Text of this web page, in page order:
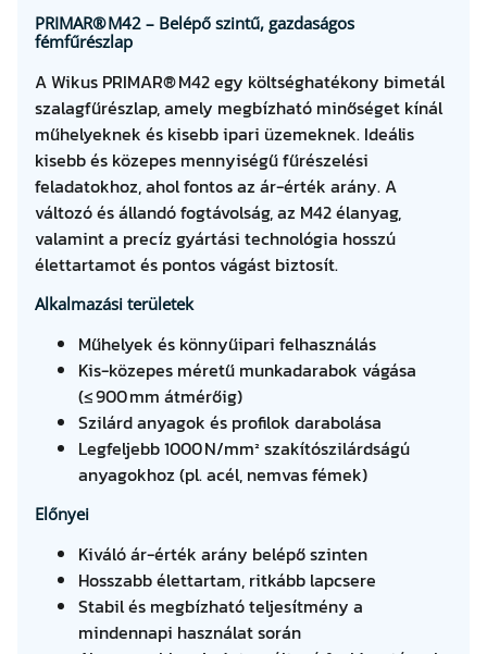
PRIMAR® M42 – Belépő szintű, gazdaságos
fémfűrészlap
A Wikus PRIMAR® M42 egy költséghatékony bimetál
szalagfűrészlap, amely megbízható minőséget kínál
műhelyeknek és kisebb ipari üzemeknek. Ideális
kisebb és közepes mennyiségű fűrészelési
feladatokhoz, ahol fontos az ár-érték arány. A
változó és állandó fogtávolság, az M42 élanyag,
valamint a precíz gyártási technológia hosszú
élettartamot és pontos vágást biztosít.
Alkalmazási területek
Műhelyek és könnyűipari felhasználás
Kis-közepes méretű munkadarabok vágása
(≤ 900 mm átmérőig)
Szilárd anyagok és profilok darabolása
Legfeljebb 1000 N/mm² szakítószilárdságú
anyagokhoz (pl. acél, nemvas fémek)
Előnyei
Kiváló ár-érték arány belépő szinten
Hosszabb élettartam, ritkább lapcsere
Stabil és megbízható teljesítmény a
mindennapi használat során